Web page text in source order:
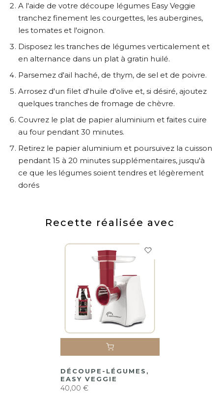
A l'aide de votre découpe légumes Easy Veggie
tranchez finement les courgettes, les aubergines,
les tomates et l'oignon.
Disposez les tranches de légumes verticalement et
en alternance dans un plat à gratin huilé.
Parsemez d'ail haché, de thym, de sel et de poivre.
Arrosez d'un filet d'huile d'olive et, si désiré, ajoutez
quelques tranches de fromage de chèvre.
Couvrez le plat de papier aluminium et faites cuire
au four pendant 30 minutes.
Retirez le papier aluminium et poursuivez la cuisson
pendant 15 à 20 minutes supplémentaires, jusqu'à
ce que les légumes soient tendres et légèrement
dorés
Recette réalisée avec
DÉCOUPE-LÉGUMES,
EASY VEGGIE
40,00 €